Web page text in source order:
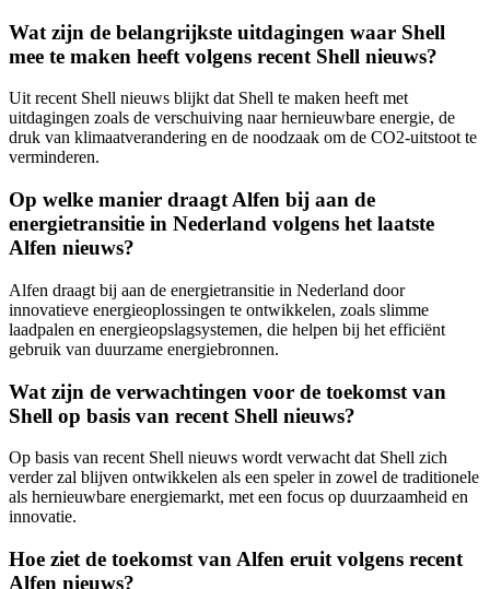
Wat zijn de belangrijkste uitdagingen waar Shell
mee te maken heeft volgens recent Shell nieuws?
Uit recent Shell nieuws blijkt dat Shell te maken heeft met
uitdagingen zoals de verschuiving naar hernieuwbare energie, de
druk van klimaatverandering en de noodzaak om de CO2-uitstoot te
verminderen.
Op welke manier draagt Alfen bij aan de
energietransitie in Nederland volgens het laatste
Alfen nieuws?
Alfen draagt bij aan de energietransitie in Nederland door
innovatieve energieoplossingen te ontwikkelen, zoals slimme
laadpalen en energieopslagsystemen, die helpen bij het efficiënt
gebruik van duurzame energiebronnen.
Wat zijn de verwachtingen voor de toekomst van
Shell op basis van recent Shell nieuws?
Op basis van recent Shell nieuws wordt verwacht dat Shell zich
verder zal blijven ontwikkelen als een speler in zowel de traditionele
als hernieuwbare energiemarkt, met een focus op duurzaamheid en
innovatie.
Hoe ziet de toekomst van Alfen eruit volgens recent
Alfen nieuws?